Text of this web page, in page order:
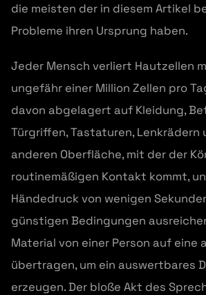
die meisten der in diesem Artikel
Probleme ihren Ursprung haben.
Jeder Mensch verliert Hautzellen
ungefähr einer Million Zellen pro
davon abgelagert auf Kleidung,
Türgriffen, Tastaturen, Lenkrädern
anderen Oberfläche, mit der der
routinemäßigen Kontakt kommt,
Händedruck von wenigen
günstigen Bedingungen
Material von einer Person auf eine
übertragen, um ein auswertbares
erzeugen. Der bloße Akt des